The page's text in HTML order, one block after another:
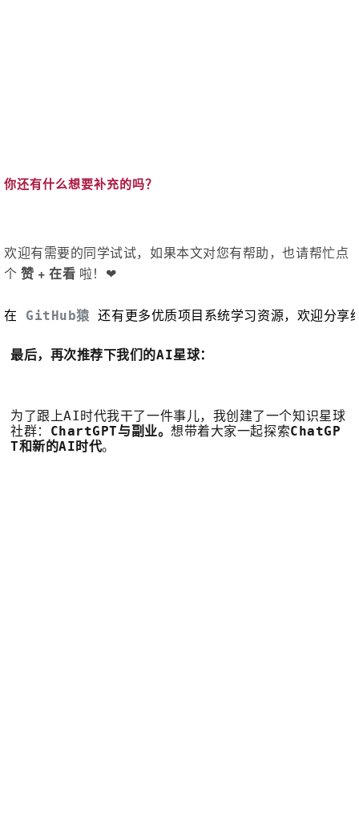
你还有什么想要补充的吗？
欢迎有需要的同学试试，如果本文对您有帮助，也请帮忙点
个赞 + 在看 啦！❤️
在 GitHub猿 还有更多优质项目系统学习资源，欢迎分享
最后，再次推荐下我们的AI星球：
为了跟上AI时代我干了一件事儿，我创建了一个知识星球
社群： ChartGPT与副业。想带着大家一起探索ChatGP
T和新的AI时代。